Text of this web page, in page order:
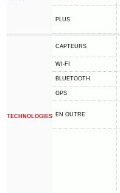
PLUS
TECHNOLOGIES
CAPTEURS
WI-FI
BLUETOOTH
GPS
EN OUTRE